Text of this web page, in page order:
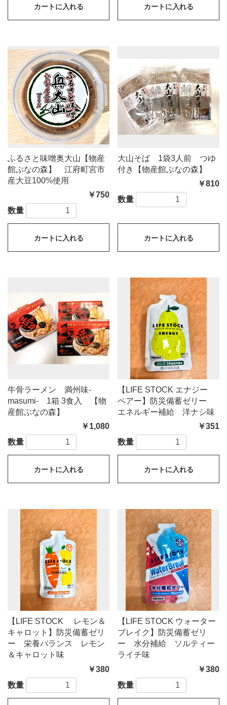
カートに入れる カートに入れる
ふるさと味噌奥大山【物産
館ぶなの森】 江府町宮市
産大豆100%使用
￥750
数量
カートに入れる
大山そば 1袋3人前 つゆ
付き【物産館ぶなの森】
￥810
数量
カートに入れる
牛骨ラーメン 満州味-
masumi- 1箱 3食入 【物
産館ぶなの森】
￥1,080
数量
カートに入れる
【LIFE STOCK エナジー
ペアー】防災備蓄ゼリー
エネルギー補給 洋ナシ味
￥351
数量
カートに入れる
【LIFE STOCK レモン＆
キャロット】防災備蓄ゼリ
ー 栄養バランス レモン
＆キャロット味
￥380
数量
【LIFE STOCK ウォーター
ブレイク】防災備蓄ゼリ
ー 水分補給 ソルティー
ライチ味
￥380
数量